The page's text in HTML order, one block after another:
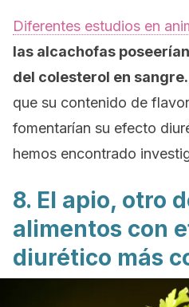
Diferentes estudios en
las alcachofas
del colesterol en sangre.
que su contenido de
fomentarían su efecto
hemos encontrado
8. El apio, otro
alimentos con
diurético más